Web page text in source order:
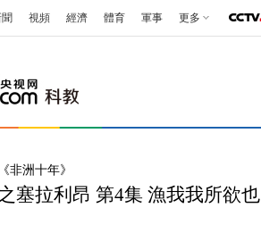
視頻 經濟 體育 軍事 更多
《非洲十年》
塞拉利昂 第4集 漁我我所欲也